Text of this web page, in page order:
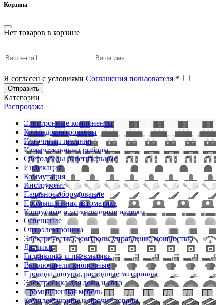
Корзина
Нет товаров в корзине
Я согласен с условиями Соглашения пользователя *
Отправить
Категории
Распродажа
Электронные компоненты
Командоконтроллеры
Источники питания
Измерительные приборы
Светодиоды осветительные
Индикация
Коммутация
Инструмент
Паяльное оборудование
Промышленная автоматика
Корпусные и установочные изделия
Освещение
Оптоэлектроника
Электричество, контроль, управление мощностью
Датчики
Гидравлика и пневматика
Выключатели кнопочные
Провода, шнуры, расходные материалы
Электроника для дома и авто
Промышленная мебель
Комплектующие и прочие товары